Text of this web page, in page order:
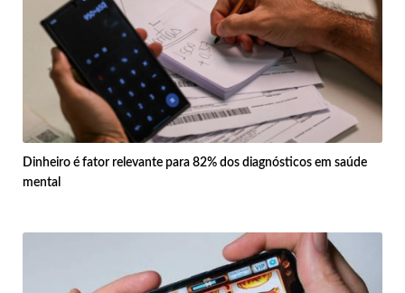
Dinheiro é fator relevante para 82% dos diagnósticos em saúde
mental